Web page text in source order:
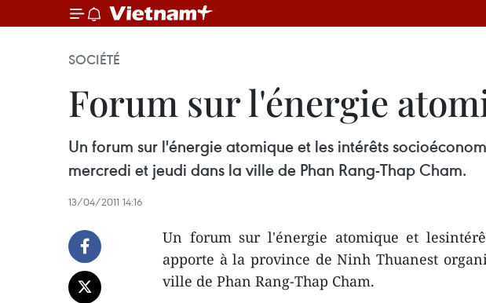
SOCIÉTÉ
Forum sur l'énergie
Un forum sur l'énergie atomique et les intérêts
mercredi et jeudi dans la ville de Phan Rang-Thap Cham.
13/04/2011 14:16
Un forum sur l'énergie atomique et
apporte à la province de Ninh Thuanest
ville de Phan Rang-Thap Cham.